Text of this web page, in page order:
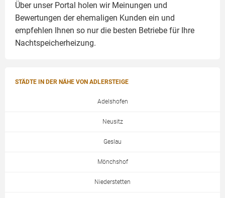
Über unser Portal holen wir Meinungen und
Bewertungen der ehemaligen Kunden ein und
empfehlen Ihnen so nur die besten Betriebe für Ihre
Nachtspeicherheizung.
STÄDTE IN DER NÄHE VON ADLERSTEIGE
Adelshofen
Neusitz
Geslau
Mönchshof
Niederstetten